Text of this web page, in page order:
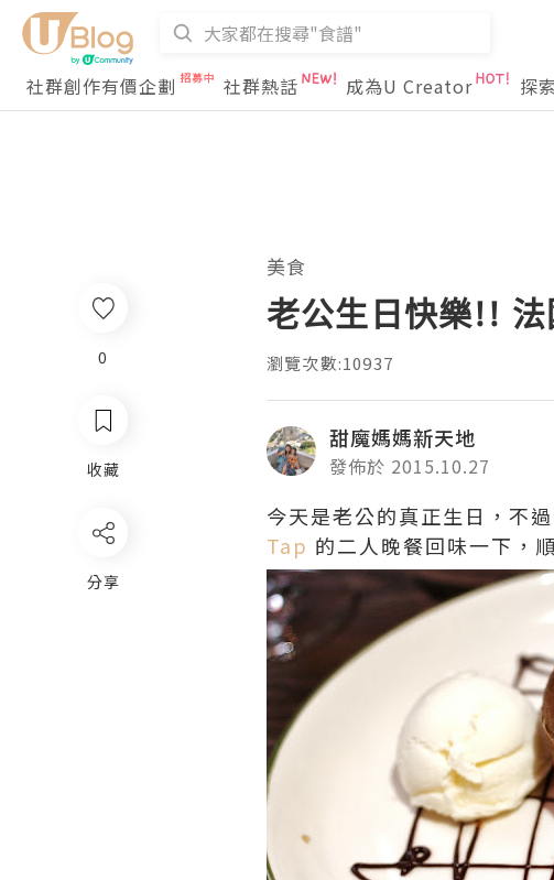
社群創作有價企劃
社群熱話 成為U Creator 探索
0
收藏
分享
美食
老公生日快樂!!
瀏覽次數:10937
甜魔媽媽新天地
發佈於 2015.10.27
今天是老公的真正生日，不
Tap 的二人晚餐回味一下，